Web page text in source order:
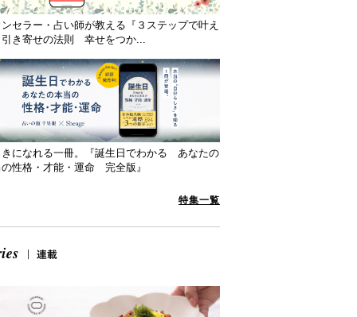
セラー・占い師が教える『３ステップで叶え
き寄せの法則 幸せをつか...
きになれる一冊。『誕生日でわかる あなたの
性格・才能・運命 完全版』
特集一覧